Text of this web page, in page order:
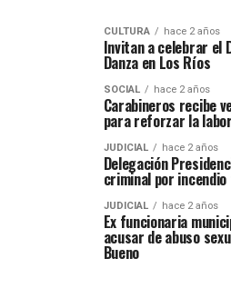
CULTURA hace 2 años
Invitan a celebrar el
Danza en Los Ríos
SOCIAL hace 2 años
Carabineros recibe
para reforzar la
JUDICIAL hace 2 años
Delegación
criminal por
JUDICIAL hace 2 años
Ex funcionaria
acusar de abuso
Bueno